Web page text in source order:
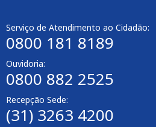
Serviço de Atendimento ao Cidadão:
0800 181 8189
Ouvidoria:
0800 882 2525
Recepção Sede:
(31) 3263 4200